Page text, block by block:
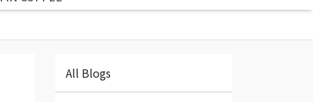
All Blogs